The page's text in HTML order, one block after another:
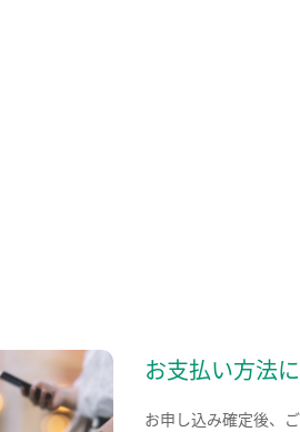
お支払い方法
お申し込み確定後、